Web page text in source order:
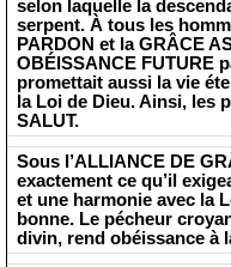
selon laquelle la
serpent. À tous les
PARDON et la GRÂCE
OBÉISSANCE FUTURE
promettait aussi la vie
la Loi de Dieu. Ainsi, les
SALUT.
Sous l’ALLIANCE DE
exactement ce qu’il
et une harmonie avec la
bonne. Le pécheur
divin, rend obéissance à